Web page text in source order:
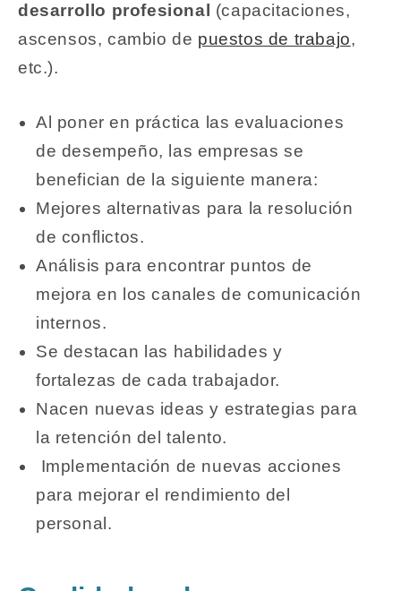
desarrollo profesional
(capacitaciones,
ascensos, cambio de puestos de trabajo,
etc.).
Al poner en práctica las evaluaciones
de desempeño, las empresas se
benefician de la siguiente manera:
Mejores alternativas para la resolución
de conflictos.
Análisis para encontrar puntos de
mejora en los canales de comunicación
internos.
Se destacan las habilidades y
fortalezas de cada trabajador.
Nacen nuevas ideas y estrategias para
la retención del talento.
Implementación de nuevas acciones
para mejorar el rendimiento del
personal.